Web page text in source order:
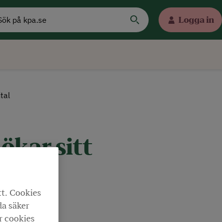
Logga in
ökar sitt
Cookies
säker
cookies